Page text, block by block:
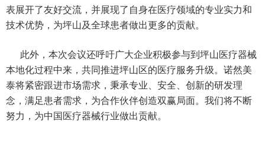
表展开了友好交流，并展现了自身在医疗领域的专业实力和
技术优势，为坪山及全球患者做出更多的贡献。
此外，本次会议还呼吁广大企业积极参与到坪山医疗器械
本地化过程中来，共同推进坪山区的医疗服务升级。诺然美
泰将紧密跟进市场需求，秉承专业、安全、创新的研发理
念，满足患者需求，为合作伙伴创造双赢局面。我们将不断
努力，为中国医疗器械行业做出贡献。